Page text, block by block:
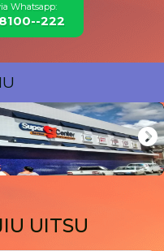
Whatsapp:
222
UITSU